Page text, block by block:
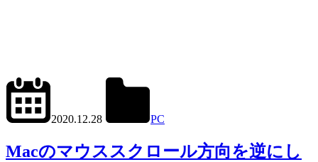
2020.12.28
PC
Macのマウススクロール方向を逆にし